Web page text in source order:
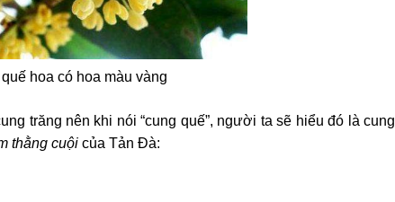
hoa có hoa màu vàng
trăng nên khi nói “cung quế”, người ta sẽ hiểu đó là cung
thằng cuội của Tản Đà: